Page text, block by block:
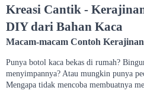
Kreasi Cantik -
DIY dari Bahan Kaca
Macam-macam Contoh
Punya botol kaca bekas di rumah?
menyimpannya? Atau mungkin punya
Mengapa tidak mencoba membuatnya